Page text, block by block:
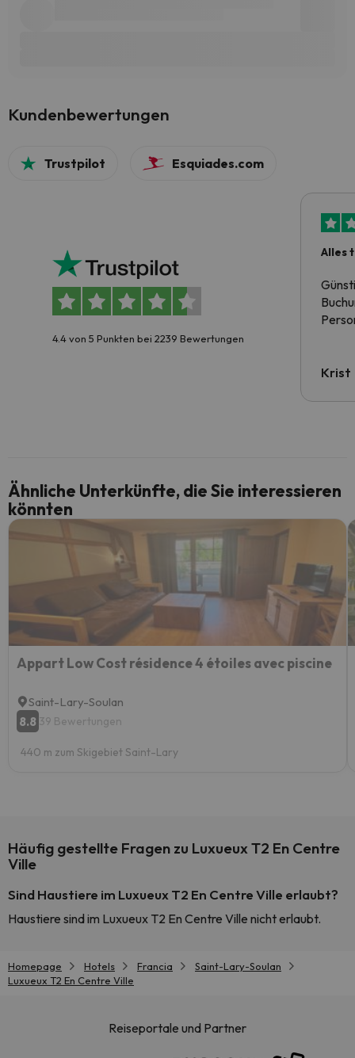
Kundenbewertungen
Trustpilot Esquiades.com
4.4 von 5 Punkten bei 2239 Bewertungen
Alles
Krist
Ähnliche Unterkünfte, die Sie interessieren
könnten
Appart Low Cost résidence 4 étoiles avec piscine
Saint-Lary-Soulan
8.8 39 Bewertungen
440 m zum Skigebiet Saint-Lary
Häufig gestellte Fragen zu Luxueux T2 En Centre
Ville
Sind Haustiere im Luxueux T2 En Centre Ville erlaubt?
Haustiere sind im Luxueux T2 En Centre Ville nicht erlaubt.
Homepage Hotels Francia
Saint-Lary-Soulan
Luxueux T2 En Centre Ville
Reiseportale und Partner